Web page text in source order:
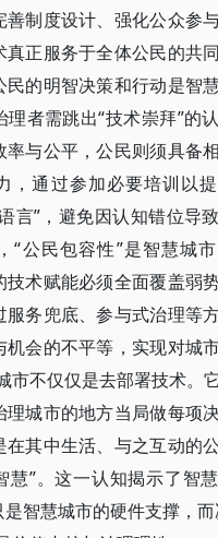
善制度设计、强化公众参
真正服务于全体公民的共
民的明智决策和行动是智
者需跳出“技术崇拜”的
率与公平，公民则须具备
，通过参加必要培训以
言”，避免因认知错位导
“公民包容性”是智慧城
术赋能必须全面覆盖弱
服务兜底、参与式治理等
机会的不平等，实现对城
市不仅仅是去部署技术。
理城市的地方当局做每项
在其中生活、与之互动的
慧”。这一认知揭示了智
智慧城市的硬件支撑，而